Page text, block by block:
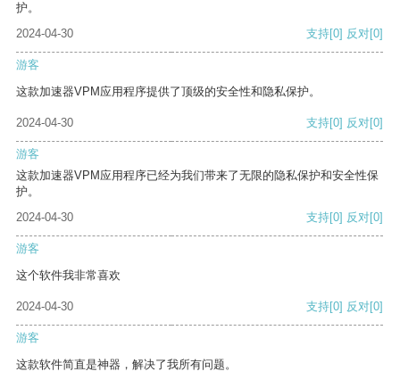
护。
2024-04-30
支持[0] 反对[0]
游客
这款加速器VPM应用程序提供了顶级的安全性和隐私保护。
2024-04-30 支持[0] 反对[0]
游客
这款加速器VPM应用程序已经为我们带来了无限的隐私保护和安全性保
护。
2024-04-30
支持[0] 反对[0]
游客
这个软件我非常喜欢
2024-04-30 支持[0] 反对[0]
游客
这款软件简直是神器，解决了我所有问题。